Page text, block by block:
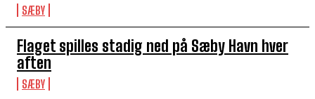
SÆBY
Flaget spilles stadig ned på Sæby Havn hver
aften
SÆBY